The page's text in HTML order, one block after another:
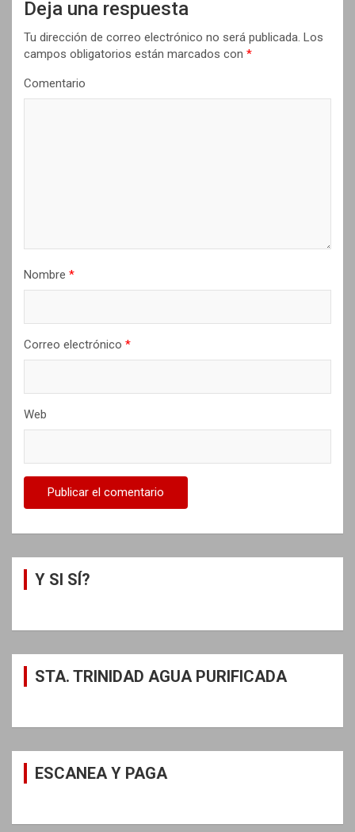
Deja una respuesta
Tu dirección de correo electrónico no será publicada. Los
campos obligatorios están marcados con *
Comentario
Nombre *
Correo electrónico *
Web
Y SI SÍ?
STA. TRINIDAD AGUA PURIFICADA
ESCANEA Y PAGA